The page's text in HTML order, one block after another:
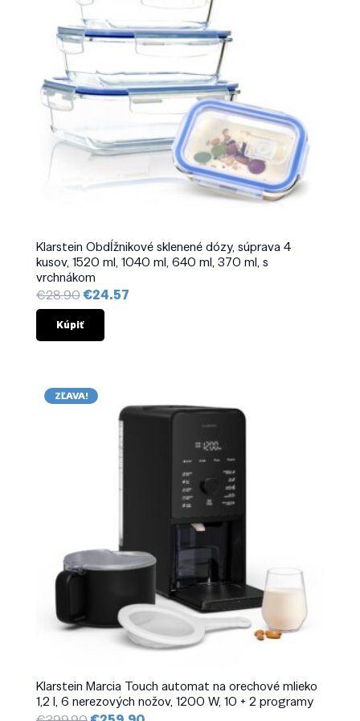
Klarstein Obdĺžnikové sklenené dózy, súprava 4
kusov, 1520 ml, 1040 ml, 640 ml, 370 ml, s
vrchnákom
€28.90 Pôvodná
cena
bola:
€28.90.
€24.57Aktuálna
Kúpiť
ZĽAVA!
Klarstein Marcia Touch automat na orechové mlieko
1,2 l, 6 nerezových nožov, 1200 W, 10 + 2 programy